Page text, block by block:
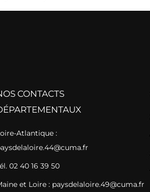
CONTACTS
Atlantique :
02 40 16 39 50
et Loire : paysdelaloire.49@cuma.fr